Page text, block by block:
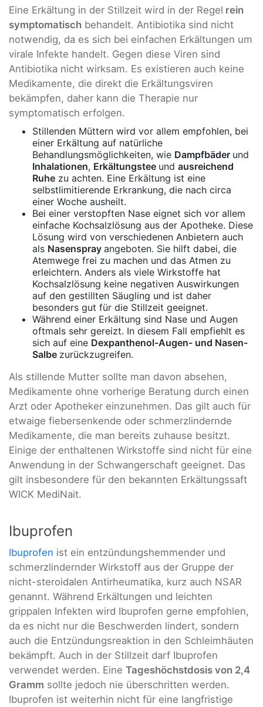
Eine Erkältung in der Stillzeit wird in der Regel rein
symptomatisch behandelt. Antibiotika sind nicht
notwendig, da es sich bei einfachen Erkältungen um
virale Infekte handelt. Gegen diese Viren sind
Antibiotika nicht wirksam. Es existieren auch keine
Medikamente, die direkt die Erkältungsviren
bekämpfen, daher kann die Therapie nur
symptomatisch erfolgen.
Stillenden Müttern wird vor allem empfohlen, bei
einer Erkältung auf natürliche
Behandlungsmöglichkeiten, wie Dampfbäder und
Inhalationen, Erkältungstee und ausreichend
Ruhe zu achten. Eine Erkältung ist eine
selbstlimitierende Erkrankung, die nach circa
einer Woche ausheilt.
Bei einer verstopften Nase eignet sich vor allem
einfache Kochsalzlösung aus der Apotheke. Diese
Lösung wird von verschiedenen Anbietern auch
als Nasenspray angeboten. Sie hilft dabei, die
Atemwege frei zu machen und das Atmen zu
erleichtern. Anders als viele Wirkstoffe hat
Kochsalzlösung keine negativen Auswirkungen
auf den gestillten Säugling und ist daher
besonders gut für die Stillzeit geeignet.
Während einer Erkältung sind Nase und Augen
oftmals sehr gereizt. In diesem Fall empfiehlt es
sich auf eine Dexpanthenol-Augen- und Nasen-
Salbe zurückzugreifen.
Als stillende Mutter sollte man davon absehen,
Medikamente ohne vorherige Beratung durch einen
Arzt oder Apotheker einzunehmen. Das gilt auch für
etwaige fiebersenkende oder schmerzlindernde
Medikamente, die man bereits zuhause besitzt.
Einige der enthaltenen Wirkstoffe sind nicht für eine
Anwendung in der Schwangerschaft geeignet. Das
gilt insbesondere für den bekannten Erkältungssaft
WICK MediNait.
Ibuprofen
Ibuprofen ist ein entzündungshemmender und
schmerzlindernder Wirkstoff aus der Gruppe der
nicht-steroidalen Antirheumatika, kurz auch NSAR
genannt. Während Erkältungen und leichten
grippalen Infekten wird Ibuprofen gerne empfohlen,
da es nicht nur die Beschwerden lindert, sondern
auch die Entzündungsreaktion in den Schleimhäuten
bekämpft. Auch in der Stillzeit darf Ibuprofen
verwendet werden. Eine Tageshöchstdosis von 2,4
Gramm sollte jedoch nie überschritten werden.
Ibuprofen ist weiterhin nicht für eine langfristige